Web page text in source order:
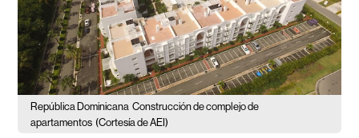
República Dominicana Construcción de complejo de
apartamentos (Cortesía de AEI)